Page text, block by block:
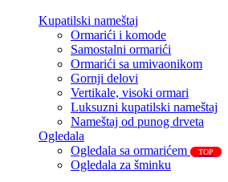
Kupatilski nameštaj
Ormarići i komode
Samostalni ormarići
Ormarići sa umivaonikom
Gornji delovi
Vertikale, visoki ormari
Luksuzni kupatilski nameštaj
Nameštaj od punog drveta
Ogledala
Ogledala sa ormarićem
TOP
Ogledala za šminku